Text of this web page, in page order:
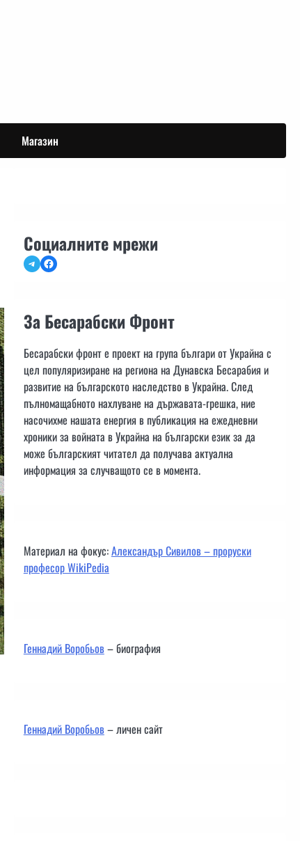
Магазин
Социалните мрежи
TelegramFacebook
За Бесарабски Фронт
Бесарабски фронт е проект на група българи от Украйна с
цел популяризиране на региона на Дунавска Бесарабия и
развитие на българското наследство в Украйна. След
пълномащабното нахлуване на държавата-грешка, ние
насочихме нашата енергия в публикация на ежедневни
хроники за войната в Украйна на български език за да
може българският читател да получава актуална
информация за случващото се в момента.
Материал на фокус:Александър Сивилов – проруски
професор WikiPedia
Геннадий Воробьов– биография
Геннадий Воробьов– личен сайт